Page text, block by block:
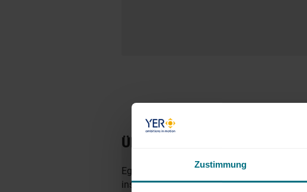
Zustimmung
ÜBER YER DEUTSCHLAND
Egal ob als Junior, Professional oder
insbesondere in den Bereichen Mobility,